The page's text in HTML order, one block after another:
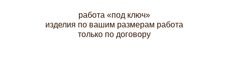
работа «под ключ»
изделия по вашим размерам работа
только по договору